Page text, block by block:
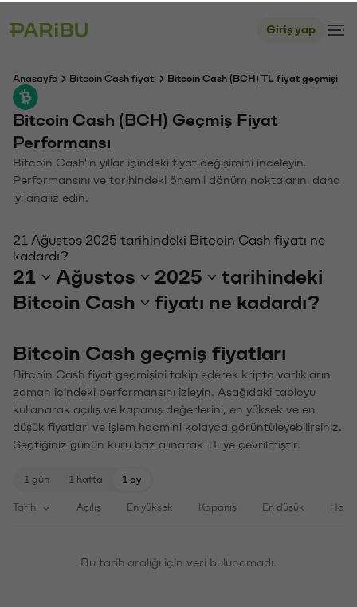
Giriş yap
Anasayfa Bitcoin Cash fiyatı Bitcoin Cash (BCH) TL fiyat geçmişi
Bitcoin Cash (BCH) Geçmiş Fiyat
Performansı
Bitcoin Cash'ın yıllar içindeki fiyat değişimini inceleyin.
Performansını ve tarihindeki önemli dönüm noktalarını daha
iyi analiz edin.
21 Ağustos 2025 tarihindeki Bitcoin Cash fiyatı ne
kadardı?
21 Ağustos 2025
tarihindeki
Bitcoin Cash
fiyatı ne kadardı?
Bitcoin Cash geçmiş fiyatları
Bitcoin Cash fiyat geçmişini takip ederek kripto varlıkların
zaman içindeki performansını izleyin. Aşağıdaki tabloyu
kullanarak açılış ve kapanış değerlerini, en yüksek ve en
düşük fiyatları ve işlem hacmini kolayca görüntüleyebilirsiniz.
Seçtiğiniz günün kuru baz alınarak TL'ye çevrilmiştir.
1 gün 1 hafta 1 ay
Tarih Açılış En yüksek Kapanış En düşük
Bu tarih aralığı için veri bulunamadı.